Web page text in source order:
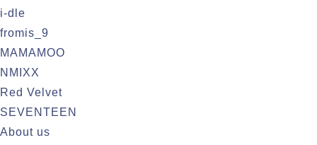
i-dle
fromis_9
MAMAMOO
NMIXX
Red Velvet
SEVENTEEN
About us